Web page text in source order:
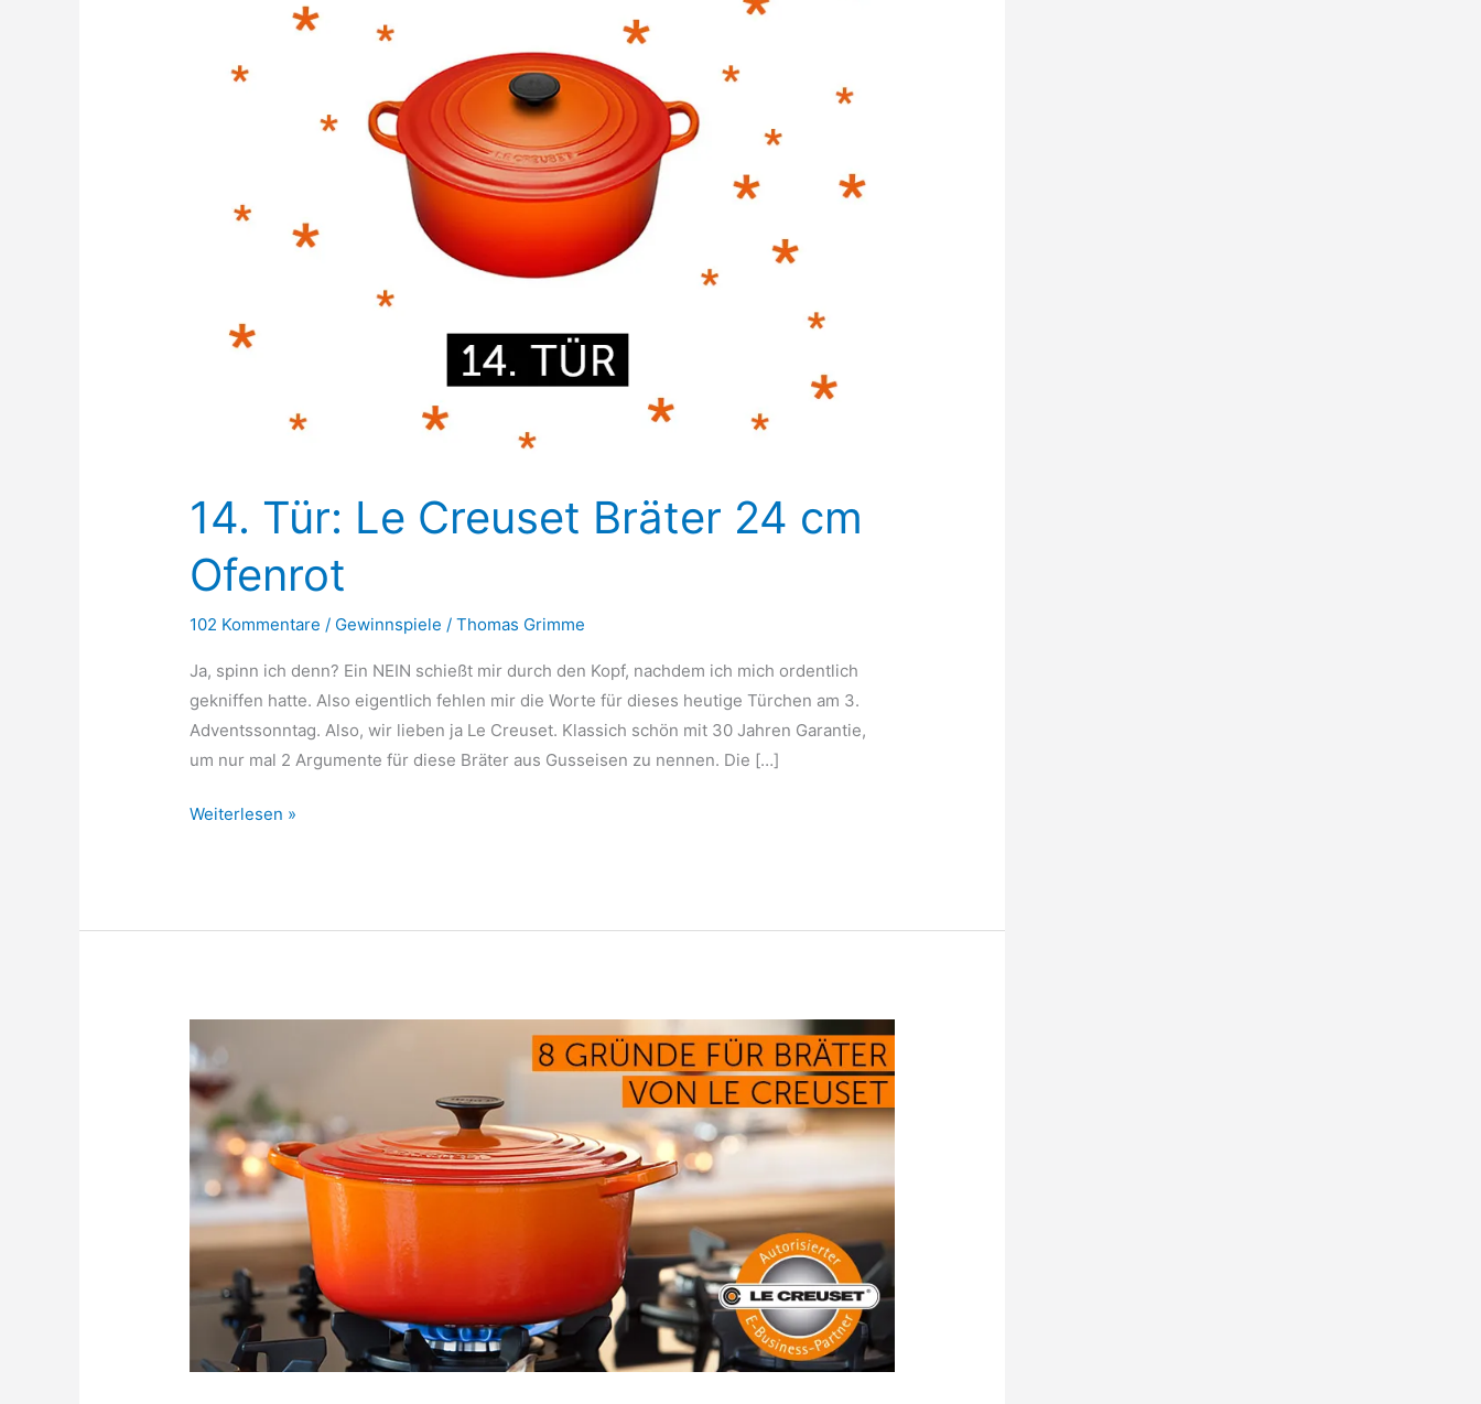
14. Tür: Le Creuset Bräter 24 cm
Ofenrot
102 Kommentare / Gewinnspiele /Thomas Grimme
Ja, spinn ich denn? Ein NEIN schießt mir durch den Kopf, nachdem ich mich ordentlich
gekniffen hatte. Also eigentlich fehlen mir die Worte für dieses heutige Türchen am 3.
Adventssonntag. Also, wir lieben ja Le Creuset. Klassich schön mit 30 Jahren Garantie,
um nur mal 2 Argumente für diese Bräter aus Gusseisen zu nennen. Die […]
14.
Bräter
Ofenrot
Weiterlesen »